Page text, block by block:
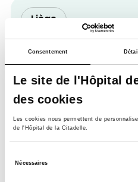
Consentement
Le site de l'Hôpital
des cookies
Les cookies nous permettent de
de l'Hôpital de la Citadelle.
Nécessaires
Liège
Centre Léopold
Fermé définitivement :
Bavière ou au centre
+32 (0) 4 321 67 97
Rue Léopold, 54
Liège
Centre MédiAC
Du lundi au vendredi de